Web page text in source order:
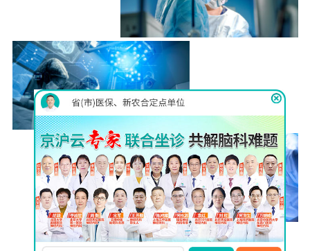
巴氏MVD
显微分离术
详情
查看更多